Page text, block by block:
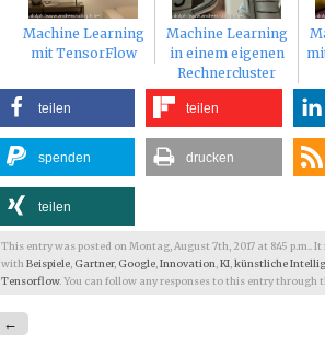
Machine Learning
mit TensorFlow
Machine Learning
in einem eigenen
Rechnercluster
teilen teilen
spenden drucken
teilen
This entry was posted on Montag, August 7th, 2017 at 8:45 p.m..
with Beispiele, Gartner, Google,Innovation,KI,künstliche
Tensorflow. You can follow any responses to this entry through
←